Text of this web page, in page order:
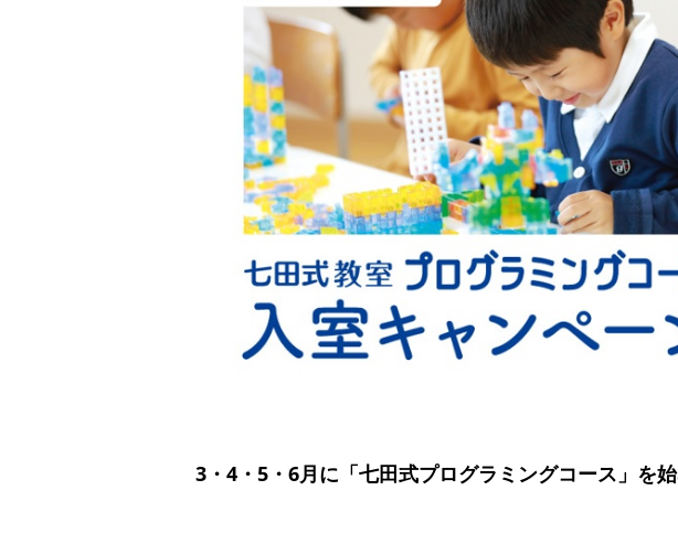
3・4・5・6月に「七田式プログラミングコース」を始